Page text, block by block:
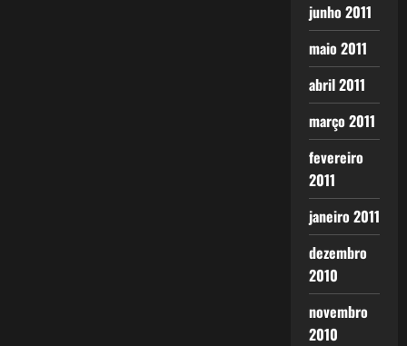
junho 2011
maio 2011
abril 2011
março 2011
fevereiro
2011
janeiro 2011
dezembro
2010
novembro
2010